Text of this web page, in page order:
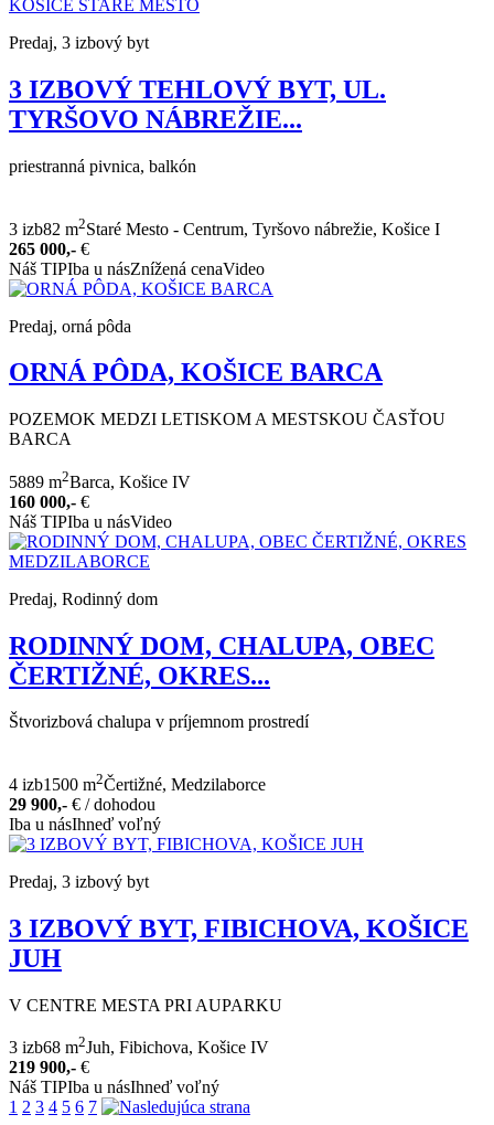
Predaj, 3 izbový byt
3 IZBOVÝ TEHLOVÝ BYT, UL.
TYRŠOVO NÁBREŽIE...
priestranná pivnica, balkón
3 izb82 m2Staré Mesto - Centrum, Tyršovo nábrežie, Košice I
265 000,- €
Náš TIPIba u násZnížená cenaVideo
Predaj, orná pôda
ORNÁ PÔDA, KOŠICE BARCA
POZEMOK MEDZI LETISKOM A MESTSKOU ČASŤOU
BARCA
5889 m2Barca, Košice IV
160 000,- €
Náš TIPIba u násVideo
Predaj, Rodinný dom
RODINNÝ DOM, CHALUPA, OBEC
ČERTIŽNÉ, OKRES...
Štvorizbová chalupa v príjemnom prostredí
4 izb1500 m2Čertižné, Medzilaborce
29 900,- € / dohodou
Iba u násIhneď voľný
Predaj, 3 izbový byt
3 IZBOVÝ BYT, FIBICHOVA, KOŠICE
JUH
V CENTRE MESTA PRI AUPARKU
3 izb68 m2Juh, Fibichova, Košice IV
219 900,- €
Náš TIPIba u násIhneď voľný
1 2 3 4 5 6 7